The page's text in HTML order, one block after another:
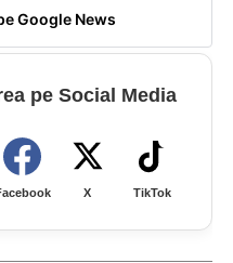
Google News
pe Social Media
X TikTok